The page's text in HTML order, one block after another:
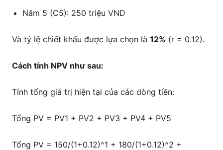
Năm 5 (C5): 250 triệu VND
Và tỷ lệ chiết khấu được lựa chọn là 12% (r = 0.12).
Cách tính NPV như sau:
Tính tổng giá trị hiện tại của các dòng tiền:
Tổng PV = PV1 + PV2 + PV3 + PV4 + PV5
Tổng PV = 150/(1+0.12)^1 + 180/(1+0.12)^2 +